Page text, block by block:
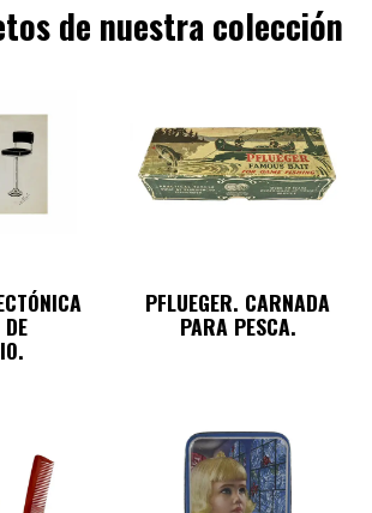
de nuestra colección
PFLUEGER. CARNADA
PARA PESCA.